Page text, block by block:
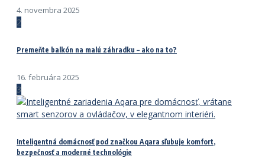
4. novembra 2025
2
Premeňte balkón na malú záhradku – ako na to?
16. februára 2025
3
Inteligentná domácnosť pod značkou Aqara sľubuje komfort,
bezpečnosť a moderné technológie